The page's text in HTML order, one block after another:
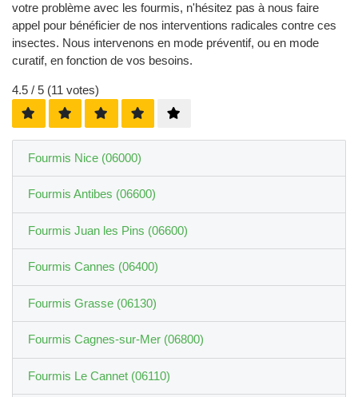
votre problème avec les fourmis, n'hésitez pas à nous faire
appel pour bénéficier de nos interventions radicales contre ces
insectes. Nous intervenons en mode préventif, ou en mode
curatif, en fonction de vos besoins.
4.5 / 5 (11 votes)
Fourmis Nice (06000)
Fourmis Antibes (06600)
Fourmis Juan les Pins (06600)
Fourmis Cannes (06400)
Fourmis Grasse (06130)
Fourmis Cagnes-sur-Mer (06800)
Fourmis Le Cannet (06110)